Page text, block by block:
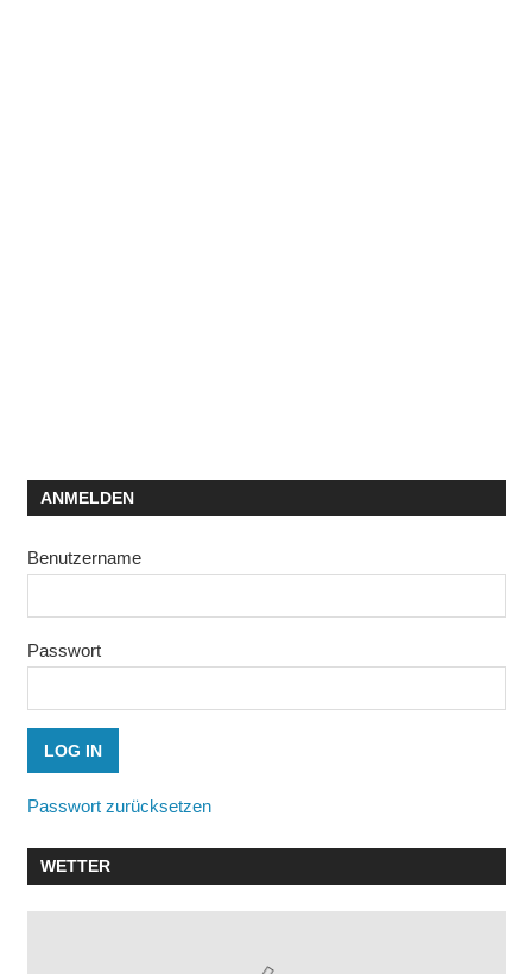
ANMELDEN
Benutzername
Passwort
Passwort zurücksetzen
WETTER